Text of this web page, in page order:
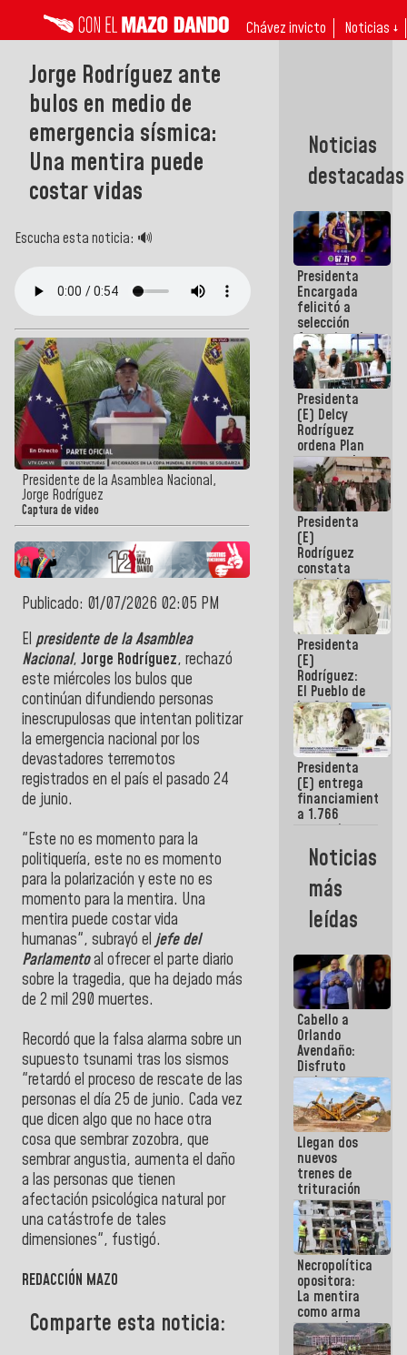
Chávez invicto Noticias ↓
Jorge Rodríguez ante
bulos en medio de
emergencia sísmica:
Una mentira puede
costar vidas
Escucha esta noticia: 🔊
Presidente de la Asamblea Nacional,
Jorge Rodríguez
Captura de video
Publicado: 01/07/2026 02:05 PM
El presidente de la Asamblea
Nacional, Jorge Rodríguez, rechazó
este miércoles los bulos que
continúan difundiendo personas
inescrupulosas que intentan politizar
la emergencia nacional por los
devastadores terremotos
registrados en el país el pasado 24
de junio.
"Este no es momento para la
politiquería, este no es momento
para la polarización y este no es
momento para la mentira. Una
mentira puede costar vida
humanas", subrayó eljefe del
Parlamentoal ofrecer el parte diario
sobre la tragedia, que ha dejado más
de 2 mil 290 muertes.
Recordó que la falsa alarma sobre un
supuesto tsunami tras los sismos
"retardó el proceso de rescate de las
personas el día 25 de junio. Cada vez
que dicen algo que no hace otra
cosa que sembrar zozobra, que
sembrar angustia, aumenta el daño
a las personas que tienen
afectación psicológica natural por
una catástrofe de tales
dimensiones", fustigó.
REDACCIÓN MAZO
Comparte esta noticia:
Noticias
destacadas
Presidenta
Encargada
felicitó a
selección
femenina de
baloncesto
por su
clasificación
a la
AmeriCup
2027
Presidenta
(E) Delcy
Rodríguez
ordena Plan
maestro de
desarrollo
logístico y
turístico
para La
Guaira
Presidenta
(E)
Rodríguez
constata
obras de
rehabilitación
de Escuela
Militar de
Mamo en La
Guaira
Presidenta
(E)
Rodríguez:
El Pueblo de
La Guaira
siempre
estará
acompañada
por el
Gobierno
Nacional
Presidenta
(E) entrega
financiamientos
a 1.766
comerciantes
emprendedores
afectados
por
terremotos
Noticias
más
leídas
Cabello a
Orlando
Avendaño:
Disfruto
cada vez
que escribes
porque lo
que haces
es
embarrarla
Llegan dos
nuevos
trenes de
trituración
para
optimizar
manejo de
escombros
en La Guaira
Necropolítica
opositora:
La mentira
como arma
contra el
Pueblo